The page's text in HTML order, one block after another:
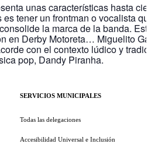
unas características hasta
tener un frontman o vocalista
la marca de la banda.
en Derby Motoreta… Miguelito
con el contexto lúdico y
pop, Dandy Piranha.
SERVICIOS MUNICIPALES
Todas las delegaciones
Accesibilidad Universal e Inclusión